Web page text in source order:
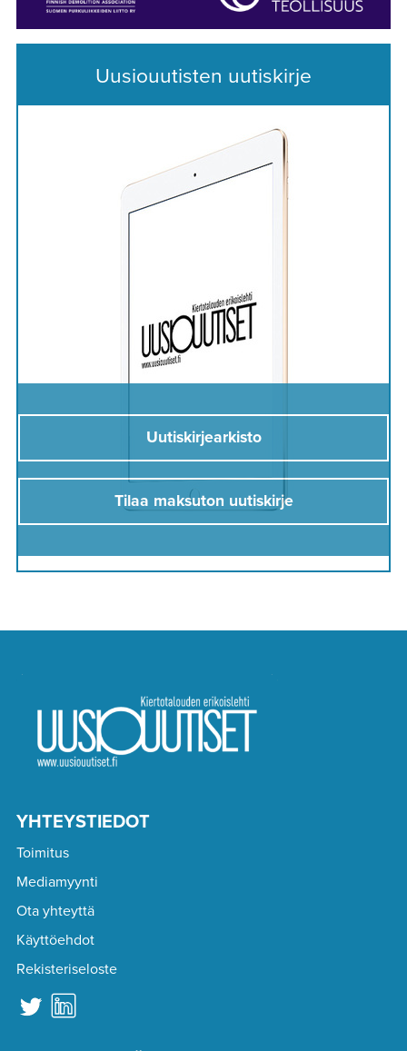
Uusiouutisten uutiskirje
Uutiskirjearkisto
Tilaa maksuton uutiskirje
YHTEYSTIEDOT
Toimitus
Mediamyynti
Ota yhteyttä
Käyttöehdot
Rekisteriseloste